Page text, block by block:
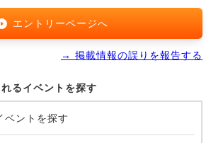
エントリーページへ
→ 掲載情報の誤りを報告する
るイベントを探す
ベントを探す